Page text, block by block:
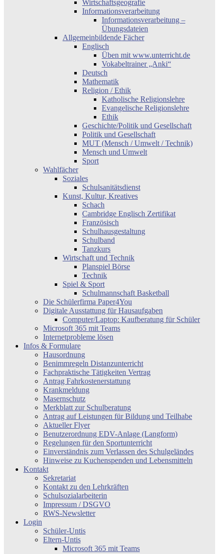
Wirtschaftsgeografie
Informationsverarbeitung
Informationsverarbeitung –
Übungsdateien
Allgemeinbildende Fächer
Englisch
Üben mit www.unterricht.de
Vokabeltrainer „Anki“
Deutsch
Mathematik
Religion / Ethik
Katholische Religionslehre
Evangelische Religionslehre
Ethik
Geschichte/Politik und Gesellschaft
Politik und Gesellschaft
MUT (Mensch / Umwelt / Technik)
Mensch und Umwelt
Sport
Wahlfächer
Soziales
Schulsanitätsdienst
Kunst, Kultur, Kreatives
Schach
Cambridge Englisch Zertifikat
Französisch
Schulhausgestaltung
Schulband
Tanzkurs
Wirtschaft und Technik
Planspiel Börse
Technik
Spiel & Sport
Schulmannschaft Basketball
Die Schülerfirma Paper4You
Digitale Ausstattung für Hausaufgaben
Computer/Laptop: Kaufberatung für Schüler
Microsoft 365 mit Teams
Internetprobleme lösen
Infos & Formulare
Hausordnung
Benimmregeln Distanzunterricht
Fachpraktische Tätigkeiten Vertrag
Antrag Fahrkostenerstattung
Krankmeldung
Masernschutz
Merkblatt zur Schulberatung
Antrag auf Leistungen für Bildung und Teilhabe
Aktueller Flyer
Benutzerordnung EDV-Anlage (Langform)
Regelungen für den Sportunterricht
Einverständnis zum Verlassen des Schulgeländes
Hinweise zu Kuchenspenden und Lebensmitteln
Kontakt
Sekretariat
Kontakt zu den Lehrkräften
Schulsozialarbeiterin
Impressum / DSGVO
RWS-Newsletter
Login
Schüler-Untis
Eltern-Untis
Microsoft 365 mit Teams